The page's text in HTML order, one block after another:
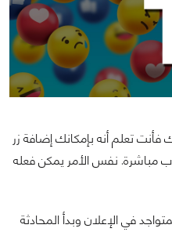
تعلم أنه بإمكانك إضافة زر
مباشرة. نفس الأمر يمكن فعله
في الإعلان وبدأ المحادثة